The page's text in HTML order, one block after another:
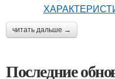
читать дальше →
Последние